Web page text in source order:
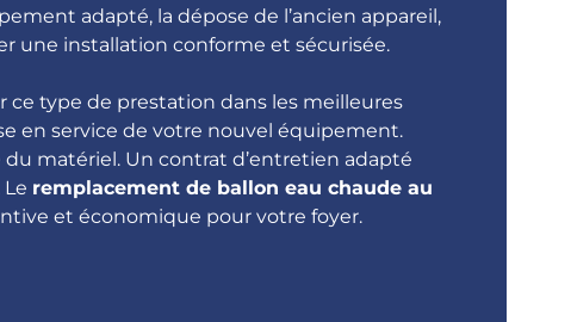
adapté, la dépose de l’ancien appareil,
une installation conforme et sécurisée.
ce type de prestation dans les meilleures
en service de votre nouvel équipement.
matériel. Un contrat d’entretien adapté
remplacement de ballon eau chaude au
et économique pour votre foyer.